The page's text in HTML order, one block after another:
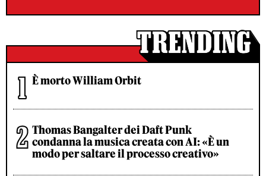
È morto William Orbit
Thomas Bangalter dei Daft Punk
condanna la musica creata con AI: «È un
modo per saltare il processo creativo»